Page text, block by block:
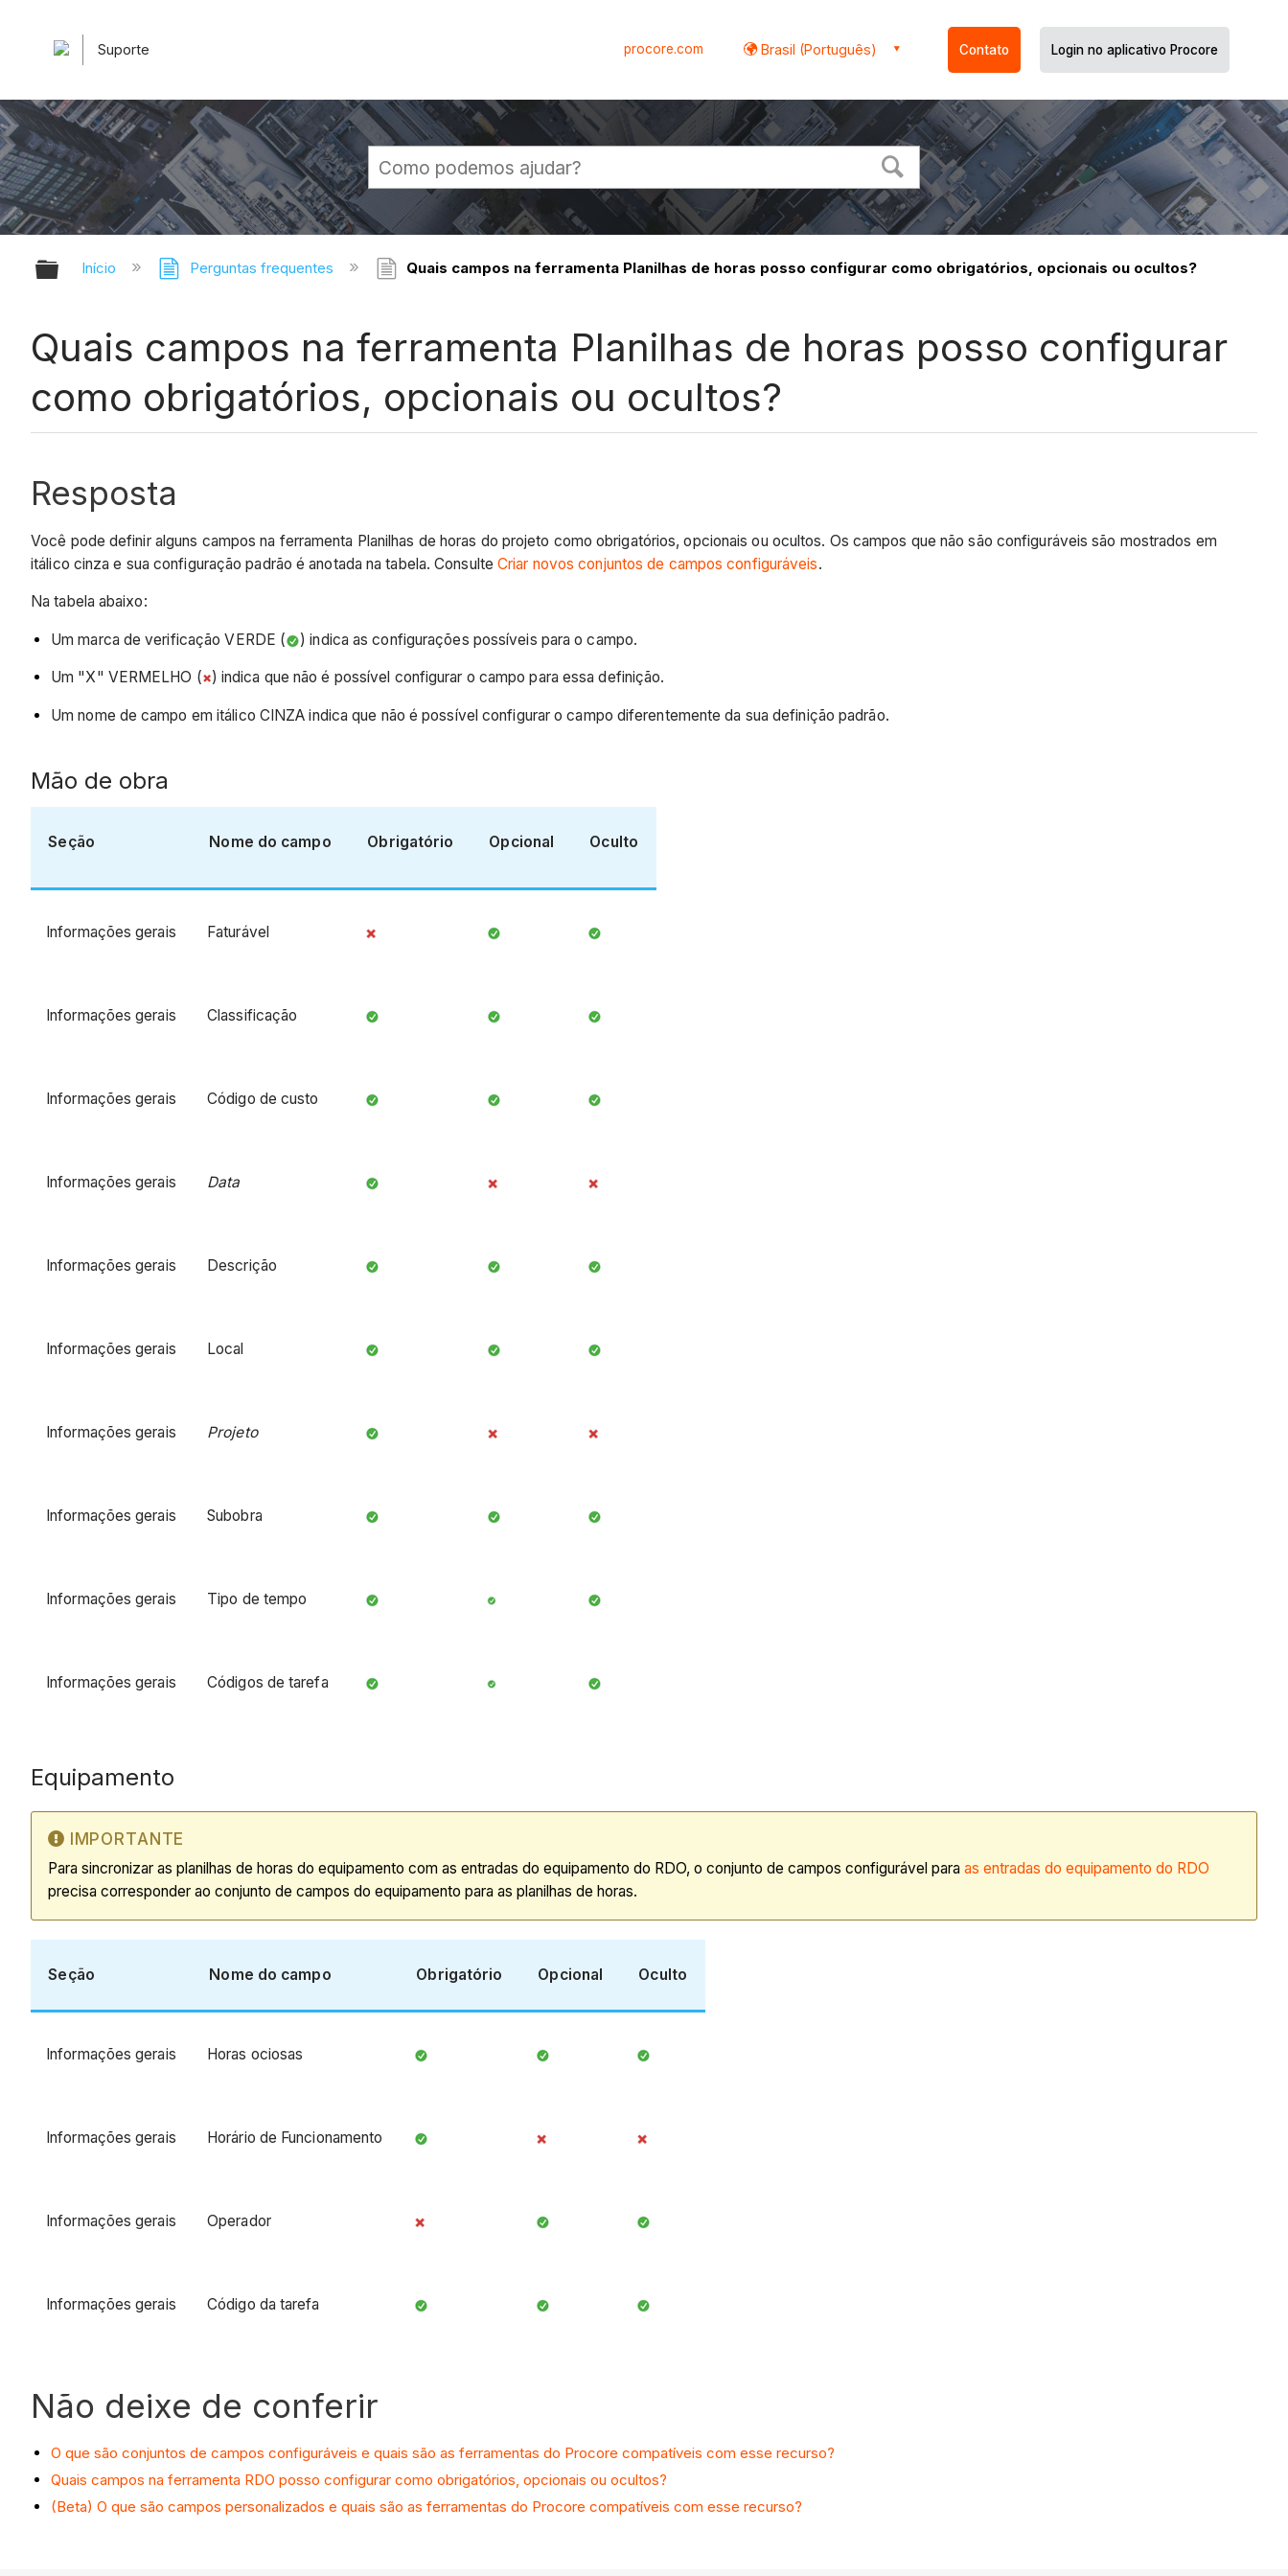
Suporte procore.com Brasil (Português) Contato Login no aplicativo Procore
Expandir/recolher hierarquia global
Início Perguntas frequentes Quais campos na ferramenta Planilhas de horas posso configurar como obrigatórios, opcionais ou ocultos?
Quais campos na ferramenta Planilhas de horas posso configurar
como obrigatórios, opcionais ou ocultos?
Resposta
Você pode definir alguns campos na ferramenta Planilhas de horas do projeto como obrigatórios, opcionais ou ocultos. Os campos que não são configuráveis são mostrados em
itálico cinza e sua configuração padrão é anotada na tabela. ConsulteCriar novos conjuntos de campos configuráveis.
Na tabela abaixo:
Um marca de verificação VERDE ( ) indica as configurações possíveis para o campo.
Um "X" VERMELHO ( ) indica que não é possível configurar o campo para essa definição.
Um nome de campo em itálico CINZA indica que não é possível configurar o campo diferentemente da sua definição padrão.
Mão de obra
Seção Nome do campo Obrigatório Opcional Oculto
Informações gerais Faturável
Informações gerais Classificação
Informações gerais Código de custo
Informações gerais Data
Informações gerais Descrição
Informações gerais Local
Informações gerais Projeto
Informações gerais Subobra
Informações gerais Tipo de tempo
Informações gerais Códigos de tarefa
Equipamento
IMPORTANTE
Para sincronizar as planilhas de horas do equipamento com as entradas do equipamento do RDO, o conjunto de campos configurável para as entradas do equipamento do RDO
precisa corresponder ao conjunto de campos do equipamento para as planilhas de horas.
Seção Nome do campo Obrigatório Opcional Oculto
Informações gerais Horas ociosas
Informações gerais Horário de Funcionamento
Informações gerais Operador
Informações gerais Código da tarefa
Não deixe de conferir
O que são conjuntos de campos configuráveis e quais são as ferramentas do Procore compatíveis com esse recurso?
Quais campos na ferramenta RDO posso configurar como obrigatórios, opcionais ou ocultos?
(Beta) O que são campos personalizados e quais são as ferramentas do Procore compatíveis com esse recurso?